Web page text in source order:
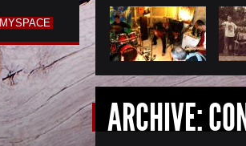
MYSPACE
ARCHIVE: